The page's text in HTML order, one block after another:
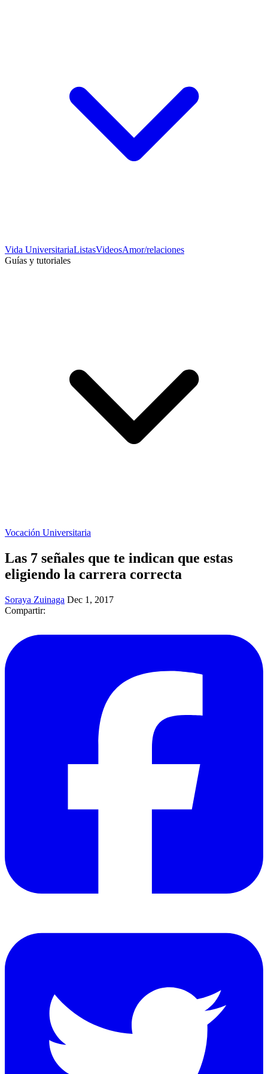
Vida UniversitariaListasVideosAmor/relaciones
Guías y tutoriales
Vocación Universitaria
Las 7 señales que te indican que estas
eligiendo la carrera correcta
Soraya Zuinaga Dec 1, 2017
Compartir: